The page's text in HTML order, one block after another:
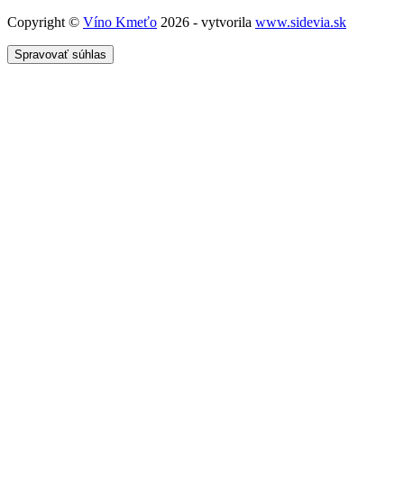
Copyright © Víno Kmeťo 2026 - vytvorila www.sidevia.sk
Spravovať súhlas